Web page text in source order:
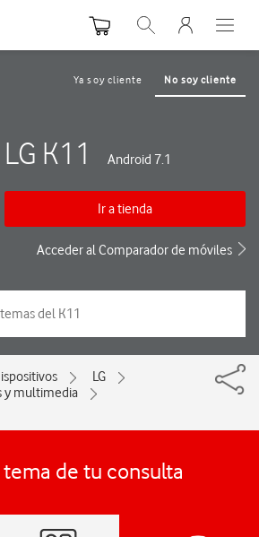
vodafone.es
Abrir buscador. Abre
Abre
Ya soy cliente No soy cliente
LG K11 Android 7.1
Ir a tienda
Acceder al Comparador de móviles
LG
y multimedia
tema de tu consulta